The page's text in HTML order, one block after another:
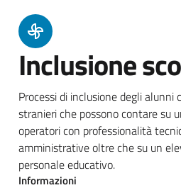
Inclusione
Processi di inclusione degli alunni
stranieri che possono contare su
operatori con professionalità
amministrative oltre che su un
personale educativo.
Informazioni